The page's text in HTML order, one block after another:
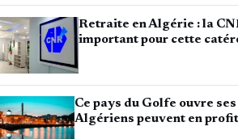
Retraite en Algérie : la
important pour cette
Ce pays du Golfe ouvre
Algériens peuvent en